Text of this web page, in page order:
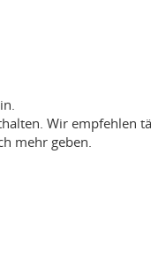
Wir empfehlen
mehr geben.